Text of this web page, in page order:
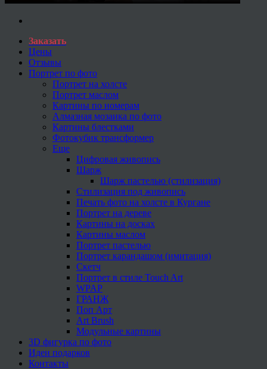
Заказать
Цены
Отзывы
Портрет по фото
Портрет на холсте
Портрет маслом
Картины по номерам
Алмазная мозаика по фото
Картины блестками
Фотокубик трансформер
Еще
Цифровая живопись
Шарж
Шарж пастелью (стилизация)
Стилизация под живопись
Печать фото на холсте в Кургане
Портрет на дереве
Картины на досках
Картины маслом
Портрет пастелью
Портрет карандашом (имитация)
Скетч
Портрет в стиле Touch Art
WPAP
ГРАНЖ
Поп Арт
Art Brush
Модульные картины
3D фигурка по фото
Идеи подарков
Контакты